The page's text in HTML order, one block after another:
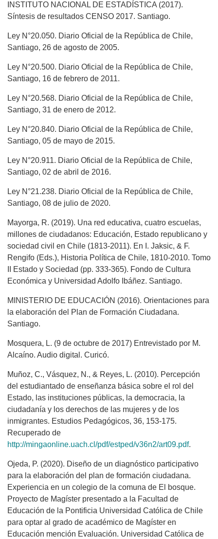
INSTITUTO NACIONAL DE ESTADÍSTICA (2017).
Síntesis de resultados CENSO 2017. Santiago.
Ley N°20.050. Diario Oficial de la República de Chile,
Santiago, 26 de agosto de 2005.
Ley N°20.500. Diario Oficial de la República de Chile,
Santiago, 16 de febrero de 2011.
Ley N°20.568. Diario Oficial de la República de Chile,
Santiago, 31 de enero de 2012.
Ley N°20.840. Diario Oficial de la República de Chile,
Santiago, 05 de mayo de 2015.
Ley N°20.911. Diario Oficial de la República de Chile,
Santiago, 02 de abril de 2016.
Ley N°21.238. Diario Oficial de la República de Chile,
Santiago, 08 de julio de 2020.
Mayorga, R. (2019). Una red educativa, cuatro escuelas,
millones de ciudadanos: Educación, Estado republicano y
sociedad civil en Chile (1813-2011). En I. Jaksic, & F.
Rengifo (Eds.), Historia Política de Chile, 1810-2010. Tomo
II Estado y Sociedad (pp. 333-365). Fondo de Cultura
Económica y Universidad Adolfo Ibáñez. Santiago.
MINISTERIO DE EDUCACIÓN (2016). Orientaciones para
la elaboración del Plan de Formación Ciudadana.
Santiago.
Mosquera, L. (9 de octubre de 2017) Entrevistado por M.
Alcaíno. Audio digital. Curicó.
Muñoz, C., Vásquez, N., & Reyes, L. (2010). Percepción
del estudiantado de enseñanza básica sobre el rol del
Estado, las instituciones públicas, la democracia, la
ciudadanía y los derechos de las mujeres y de los
inmigrantes. Estudios Pedagógicos, 36, 153-175.
Recuperado de
http://mingaonline.uach.cl/pdf/estped/v36n2/art09.pdf.
Ojeda, P. (2020). Diseño de un diagnóstico participativo
para la elaboración del plan de formación ciudadana.
Experiencia en un colegio de la comuna de El bosque.
Proyecto de Magíster presentado a la Facultad de
Educación de la Pontificia Universidad Católica de Chile
para optar al grado de académico de Magíster en
Educación mención Evaluación. Universidad Católica de